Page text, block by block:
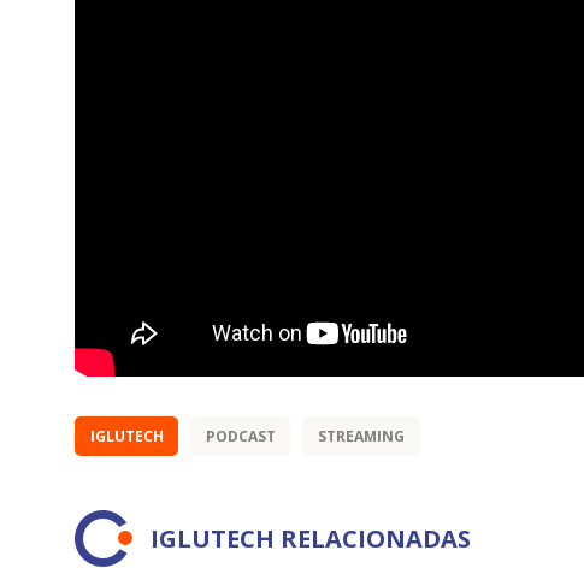
IGLUTECH PODCAST STREAMING
IGLUTECH RELACIONADAS